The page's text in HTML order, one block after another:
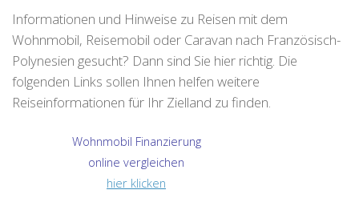
Informationen und Hinweise zu Reisen mit dem
Wohnmobil, Reisemobil oder Caravan nach Französisch-
Polynesien gesucht? Dann sind Sie hier richtig. Die
folgenden Links sollen Ihnen helfen weitere
Reiseinformationen für Ihr Zielland zu finden.
Wohnmobil Finanzierung
online vergleichen
hier klicken